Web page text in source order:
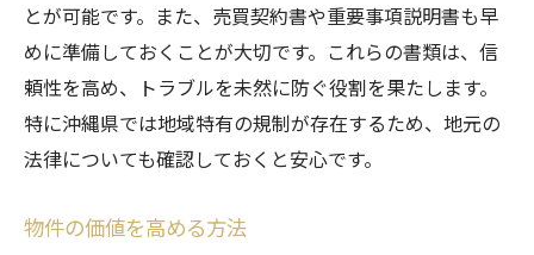
成功事例から学ぶポイント
不動産会社に求める重要なチェック項目
地域密着型の不動産会社の強み
不動産会社を選ぶ際の注意点
点
とが可能です。また、売買契約書や重要事項説明書も早
めに準備しておくことが大切です。これらの書類は、信
頼性を高め、トラブルを未然に防ぐ役割を果たします。
特に沖縄県では地域特有の規制が存在するため、地元の
法律についても確認しておくと安心です。
物件の価値を高める方法